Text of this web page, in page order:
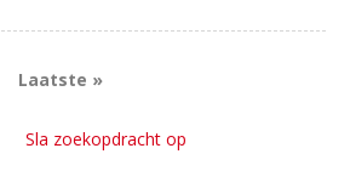
Laatste »
Sla zoekopdracht op